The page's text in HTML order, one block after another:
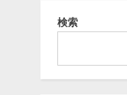
検索